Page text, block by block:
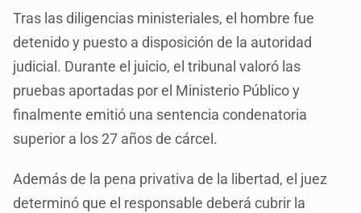
Tras las diligencias ministeriales, el hombre fue
detenido y puesto a disposición de la autoridad
judicial. Durante el juicio, el tribunal valoró las
pruebas aportadas por el Ministerio Público y
finalmente emitió una sentencia condenatoria
superior a los 27 años de cárcel.
Además de la pena privativa de la libertad, el juez
determinó que el responsable deberá cubrir la